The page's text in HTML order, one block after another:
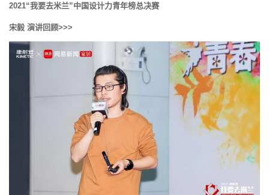
2021“我要去米兰”中国设计力青年榜总决赛
宋毅 演讲回顾>>>